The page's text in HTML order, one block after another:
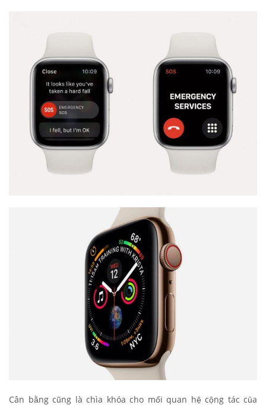
Cân bằng cũng là chìa khóa cho mối quan hệ cộng tác của